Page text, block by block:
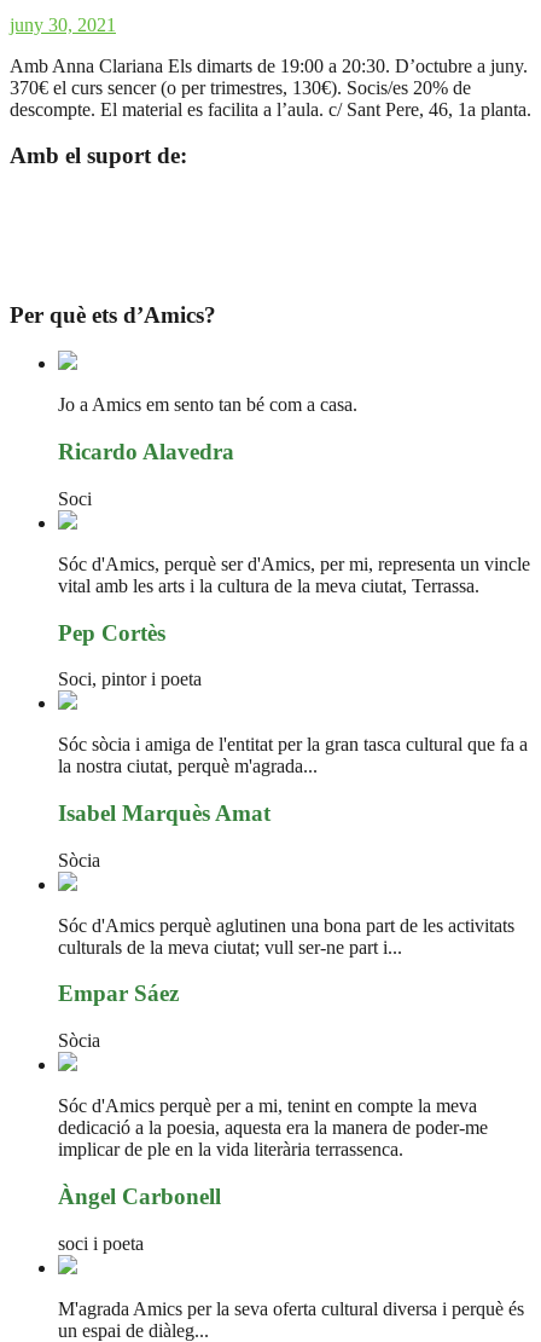
juny 30, 2021
Amb Anna Clariana Els dimarts de 19:00 a 20:30. D’octubre a juny.
370€ el curs sencer (o per trimestres, 130€). Socis/es 20% de
descompte. El material es facilita a l’aula. c/ Sant Pere, 46, 1a planta.
Amb el suport de:
Per què ets d’Amics?
Jo a Amics em sento tan bé com a casa.
Ricardo Alavedra
Soci
Sóc d'Amics, perquè ser d'Amics, per mi, representa un vincle
vital amb les arts i la cultura de la meva ciutat, Terrassa.
Pep Cortès
Soci, pintor i poeta
Sóc sòcia i amiga de l'entitat per la gran tasca cultural que fa a
la nostra ciutat, perquè m'agrada...
Isabel Marquès Amat
Sòcia
Sóc d'Amics perquè aglutinen una bona part de les activitats
culturals de la meva ciutat; vull ser-ne part i...
Empar Sáez
Sòcia
Sóc d'Amics perquè per a mi, tenint en compte la meva
dedicació a la poesia, aquesta era la manera de poder-me
implicar de ple en la vida literària terrassenca.
Àngel Carbonell
soci i poeta
M'agrada Amics per la seva oferta cultural diversa i perquè és
un espai de diàleg...